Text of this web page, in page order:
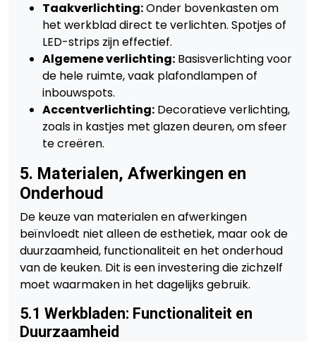
Taakverlichting:Onder bovenkasten om
het werkblad direct te verlichten. Spotjes of
LED-strips zijn effectief.
Algemene verlichting: Basisverlichting voor
de hele ruimte, vaak plafondlampen of
inbouwspots.
Accentverlichting: Decoratieve verlichting,
zoals in kastjes met glazen deuren, om sfeer
te creëren.
5. Materialen, Afwerkingen en
Onderhoud
De keuze van materialen en afwerkingen
beïnvloedt niet alleen de esthetiek, maar ook de
duurzaamheid, functionaliteit en het onderhoud
van de keuken. Dit is een investering die zichzelf
moet waarmaken in het dagelijks gebruik.
5.1 Werkbladen: Functionaliteit en
Duurzaamheid